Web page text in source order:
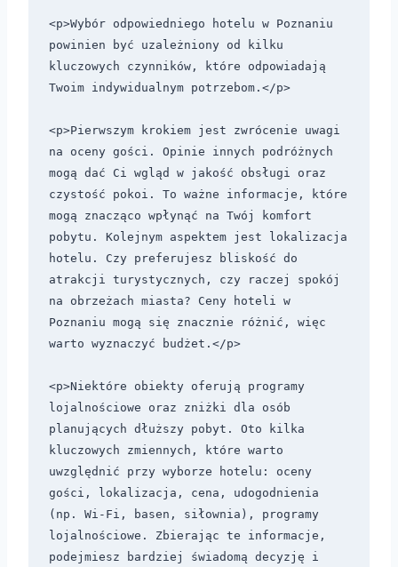
<p>Wybór odpowiedniego hotelu w Poznaniu
powinien być uzależniony od kilku
kluczowych czynników, które odpowiadają
Twoim indywidualnym potrzebom.</p>
<p>Pierwszym krokiem jest zwrócenie uwagi
na oceny gości. Opinie innych podróżnych
mogą dać Ci wgląd w jakość obsługi oraz
czystość pokoi. To ważne informacje, które
mogą znacząco wpłynąć na Twój komfort
pobytu. Kolejnym aspektem jest lokalizacja
hotelu. Czy preferujesz bliskość do
atrakcji turystycznych, czy raczej spokój
na obrzeżach miasta? Ceny hoteli w
Poznaniu mogą się znacznie różnić, więc
warto wyznaczyć budżet.</p>
<p>Niektóre obiekty oferują programy
lojalnościowe oraz zniżki dla osób
planujących dłuższy pobyt. Oto kilka
kluczowych zmiennych, które warto
uwzględnić przy wyborze hotelu: oceny
gości, lokalizacja, cena, udogodnienia
(np. Wi-Fi, basen, siłownia), programy
lojalnościowe. Zbierając te informacje,
podejmiesz bardziej świadomą decyzję i